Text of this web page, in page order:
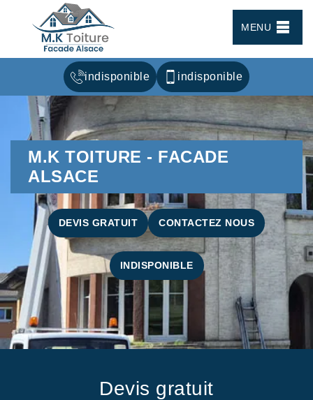
MENU
indisponible indisponible
M.K TOITURE - FACADE
ALSACE
DEVIS GRATUIT CONTACTEZ NOUS
INDISPONIBLE
Devis gratuit